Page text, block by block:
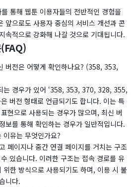
통해 웹툰 이용자들의 전반적인 경험을
앞으로도 사용자 중심의 서비스 개선과 콘
속적으로 강화해 나갈 것으로 기대됩니다.
(FAQ)
버전은 어떻게 확인하나요? (358, 353,
는 경우가 있어 ‘358, 353, 370, 328, 355,
버전 형태로 언급되기도 합니다. 이는 특
현으로 사용되는 경우가 많으며, 최신 버
보를 통해 확인하는 경우가 일반적입니다.
유는 무엇인가요?
페이지나 중간 연결 페이지를 거치는 구조
있습니다. 이러한 구조는 접속 경로를 유
위한 방식으로 사용되기도 하며, 이용 시 불
니다.